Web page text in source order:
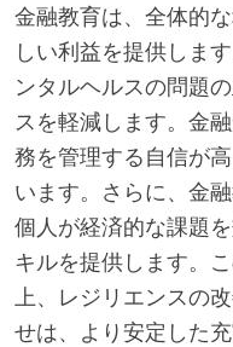
金融教育は、全体的
しい利益を提供しま
ンタルヘルスの問題
スを軽減します。金
務を管理する自信が
います。さらに、金
個人が経済的な課題
キルを提供します。
上、レジリエンスの
せは、より安定した